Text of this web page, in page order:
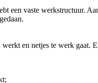
een vaste werkstructuur.
werkt en netjes te werk